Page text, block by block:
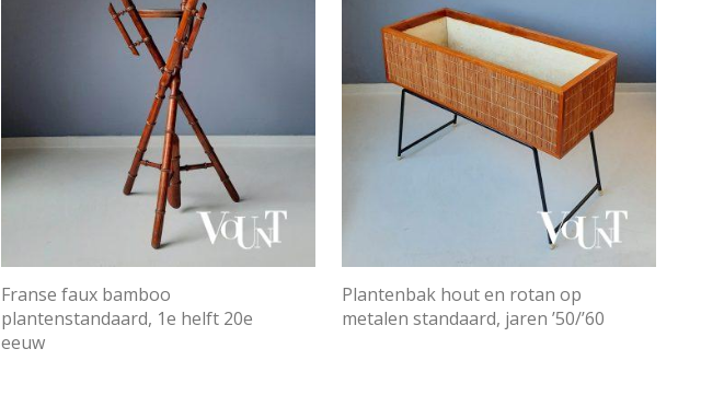
Franse faux bamboo
plantenstandaard, 1e helft 20e
eeuw
Plantenbak hout en rotan op
metalen standaard, jaren ’50/’60